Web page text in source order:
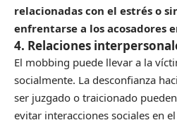
relacionadas con el estrés o
enfrentarse a los acosadores
4. Relaciones
El mobbing puede llevar a la
socialmente. La desconfianza
ser juzgado o traicionado
evitar interacciones sociales en